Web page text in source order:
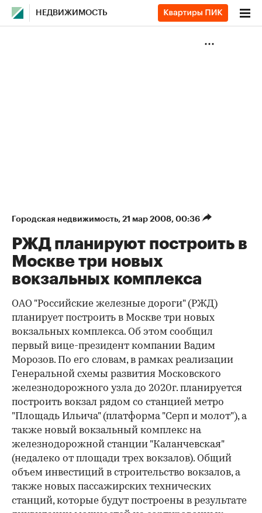
НЕДВИЖИМОСТЬ
Городская недвижимость⁠, 21 мар 2008, 00:36
РЖД планируют построить в
Москве три новых
вокзальных комплекса
ОАО "Российские железные дороги" (РЖД)
планирует построить в Москве три новых
вокзальных комплекса. Об этом сообщил
первый вице-президент компании Вадим
Морозов. По его словам, в рамках реализации
Генеральной схемы развития Московского
железнодорожного узла до 2020г. планируется
построить вокзал рядом со станцией метро
"Площадь Ильича" (платформа "Серп и молот"), а
также новый вокзальный комплекс на
железнодорожной станции "Каланчевская"
(недалеко от площади трех вокзалов). Общий
объем инвестиций в строительство вокзалов, а
также новых пассажирских технических
станций, которые будут построены в результате